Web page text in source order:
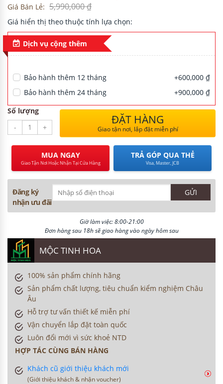
CƯ
Giá Bán Lẻ: 5,990,000 ₫
Giá hiển thị theo thuộc tính lựa chọn:
Dịch vụ cộng thêm
Bảo hành thêm 12 tháng
+600,000 ₫
Bảo hành thêm 24 tháng
+900,000 ₫
Số lượng
-
+
ĐẶT HÀNG
Giao tận nơi, lắp đặt miễn phí
MUA NGAY
Giao Tận Nơi Hoặc Nhận Tại Cửa Hàng
TRẢ GÓP QUA THẺ
Visa, Master, JCB
Đăng ký
nhận ưu đãi
Giờ làm việc: 8:00-21:00
Đơn hàng sau 18h sẽ giao hàng vào ngày hôm sau
MỘC TINH HOA
100% sản phẩm chính hãng
Sản phẩm chất lượng, tiêu chuẩn kiểm nghiệm Châu
Âu
Hỗ trợ tư vấn thiết kế miễn phí
Vận chuyển lắp đặt toàn quốc
Luôn đổi mới vì sức khoẻ NTD
HỢP TÁC CÙNG BÁN HÀNG
Khách cũ giới thiệu khách mới
(Giới thiệu khách & nhận voucher)